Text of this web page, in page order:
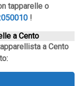
tapparelle o
!
a Cento
a Cento